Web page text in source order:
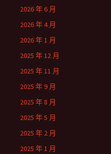
2026 年 6 月
2026 年 4 月
2026 年 1 月
2025 年 12 月
2025 年 11 月
2025 年 9 月
2025 年 8 月
2025 年 5 月
2025 年 2 月
2025 年 1 月